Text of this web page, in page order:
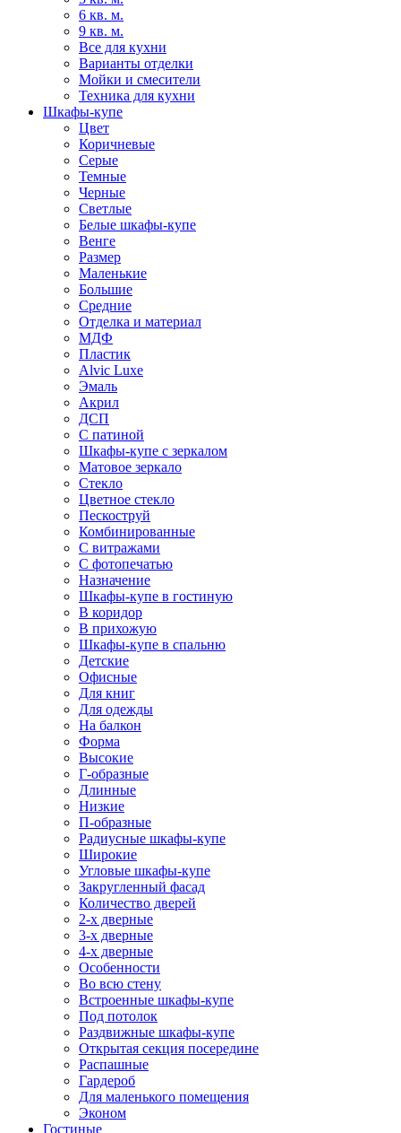
6 кв. м.
9 кв. м.
Все для кухни
Варианты отделки
Мойки и смесители
Техника для кухни
Шкафы-купе
Цвет
Коричневые
Серые
Темные
Черные
Светлые
Белые шкафы-купе
Венге
Размер
Маленькие
Большие
Средние
Отделка и материал
МДФ
Пластик
Alvic Luxe
Эмаль
Акрил
ДСП
С патиной
Шкафы-купе с зеркалом
Матовое зеркало
Стекло
Цветное стекло
Пескоструй
Комбинированные
С витражами
С фотопечатью
Назначение
Шкафы-купе в гостиную
В коридор
В прихожую
Шкафы-купе в спальню
Детские
Офисные
Для книг
Для одежды
На балкон
Форма
Высокие
Г-образные
Длинные
Низкие
П-образные
Радиусные шкафы-купе
Широкие
Угловые шкафы-купе
Закругленный фасад
Количество дверей
2-х дверные
3-х дверные
4-х дверные
Особенности
Во всю стену
Встроенные шкафы-купе
Под потолок
Раздвижные шкафы-купе
Открытая секция посередине
Распашные
Гардероб
Для маленького помещения
Эконом
Гостиные